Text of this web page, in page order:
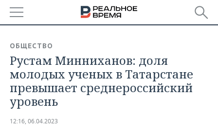
БАШКОРТОСТАН
ТАТАРСТАН
УДМУРТИЯ
НОВОСТИ
АНАЛИТИКА
НОВОСТИ АНАЛИТИКИ
ДЕКЛАРАЦИИ О ДОХОДАХ
ЭКОНОМИКА
НОВОСТИ ЭКОНОМИКИ
ПРОМЫШЛЕННОСТЬ
ОБЩЕСТВО
Рустам Минниханов: доля
молодых ученых в Татарстане
превышает среднероссийский
уровень
12:16, 06.04.2023